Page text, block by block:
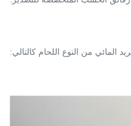
المائي من النوع اللحام كالتالي: